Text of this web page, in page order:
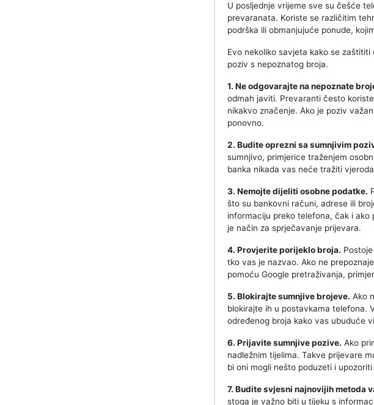
U posljednje vrijeme sve su češće
prevaranata. Koriste se različitim
podrška ili obmanjujuće ponude,
Evo nekoliko savjeta kako se
poziv s nepoznatog broja.
1. Ne odgovarajte na nepoznate
odmah javiti. Prevaranti često
nikakvo značenje. Ako je poziv
ponovno.
2. Budite oprezni sa sumnjivim
sumnjivo, primjerice traženjem
banka nikada vas neće tražiti
3. Nemojte dijeliti osobne podatke.
što su bankovni računi, adrese ili
informaciju preko telefona, čak i
je način za sprječavanje prijevara.
4. Provjerite porijeklo broja.
tko vas je nazvao. Ako ne
pomoću Google pretraživanja,
5. Blokirajte sumnjive brojeve. Ako
blokirajte ih u postavkama telefona.
određenog broja kako vas ubuduće
6. Prijavite sumnjive pozive. Ako
nadležnim tijelima. Takve prijevare
bi oni mogli nešto poduzeti i upozoriti
7. Budite svjesni najnovijih metoda
stoga je važno biti u tijeku s